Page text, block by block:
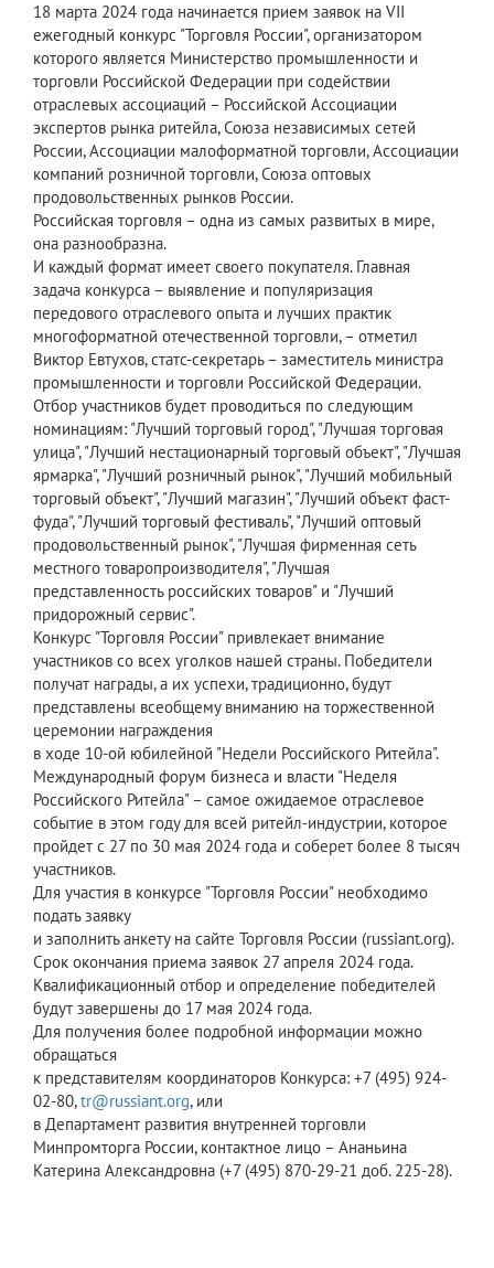
18 марта 2024 года начинается прием заявок на VII
ежегодный конкурс "Торговля России", организатором
которого является Министерство промышленности и
торговли Российской Федерации при содействии
отраслевых ассоциаций – Российской Ассоциации
экспертов рынка ритейла, Союза независимых сетей
России, Ассоциации малоформатной торговли, Ассоциации
компаний розничной торговли, Союза оптовых
продовольственных рынков России.
Российская торговля – одна из самых развитых в мире,
она разнообразна.
И каждый формат имеет своего покупателя. Главная
задача конкурса – выявление и популяризация
передового отраслевого опыта и лучших практик
многоформатной отечественной торговли, – отметил
Виктор Евтухов, статс-секретарь – заместитель министра
промышленности и торговли Российской Федерации.
Отбор участников будет проводиться по следующим
номинациям: "Лучший торговый город", "Лучшая торговая
улица", "Лучший нестационарный торговый объект", "Лучшая
ярмарка", "Лучший розничный рынок", "Лучший мобильный
торговый объект", "Лучший магазин", "Лучший объект фаст-
фуда", "Лучший торговый фестиваль", "Лучший оптовый
продовольственный рынок", "Лучшая фирменная сеть
местного товаропроизводителя", "Лучшая
представленность российских товаров" и "Лучший
придорожный сервис".
Конкурс "Торговля России" привлекает внимание
участников со всех уголков нашей страны. Победители
получат награды, а их успехи, традиционно, будут
представлены всеобщему вниманию на торжественной
церемонии награждения
в ходе 10-ой юбилейной "Недели Российского Ритейла".
Международный форум бизнеса и власти "Неделя
Российского Ритейла" – самое ожидаемое отраслевое
событие в этом году для всей ритейл-индустрии, которое
пройдет с 27 по 30 мая 2024 года и соберет более 8 тысяч
участников.
Для участия в конкурсе "Торговля России" необходимо
подать заявку
и заполнить анкету на сайте Торговля России (russiant.org).
Срок окончания приема заявок 27 апреля 2024 года.
Квалификационный отбор и определение победителей
будут завершены до 17 мая 2024 года.
Для получения более подробной информации можно
обращаться
к представителям координаторов Конкурса: +7 (495) 924-
02-80,tr@russiant.org, или
в Департамент развития внутренней торговли
Минпромторга России, контактное лицо – Ананьина
Катерина Александровна (+7 (495) 870-29-21 доб. 225-28).